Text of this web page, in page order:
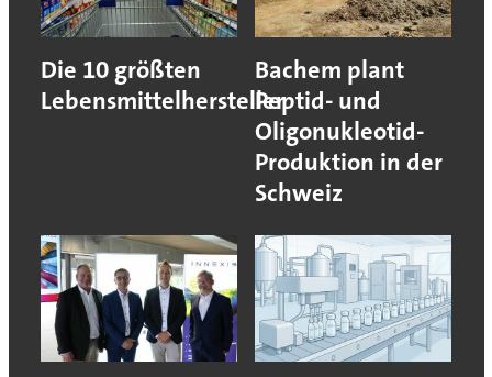
Die 10 größten
Lebensmittelhersteller
Bachem plant
Peptid- und
Oligonukleotid-
Produktion in der
Schweiz